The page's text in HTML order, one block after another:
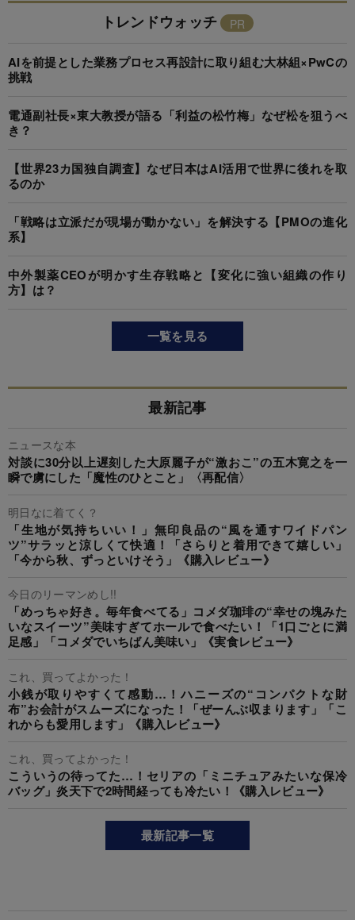
トレンドウォッチ
AIを前提とした業務プロセス再設計に取り組む大林組×PwCの
挑戦
電通副社長×東大教授が語る「利益の松竹梅」なぜ松を狙うべ
き？
【世界23カ国独自調査】なぜ日本はAI活用で世界に後れを取
るのか
「戦略は立派だが現場が動かない」を解決する【PMOの進化
系】
中外製薬CEOが明かす生存戦略と【変化に強い組織の作り
方】は？
一覧を見る
最新記事
ニュースな本
対談に30分以上遅刻した大原麗子が“激おこ”の五木寛之を一
瞬で虜にした「魔性のひとこと」〈再配信〉
明日なに着てく？
「生地が気持ちいい！」無印良品の“風を通すワイドパン
ツ”サラッと涼しくて快適！「さらりと着用できて嬉しい」
「今から秋、ずっといけそう」《購入レビュー》
今日のリーマンめし!!
「めっちゃ好き。毎年食べてる」コメダ珈琲の“幸せの塊みた
いなスイーツ”美味すぎてホールで食べたい！「1口ごとに満
足感」「コメダでいちばん美味い」《実食レビュー》
これ、買ってよかった！
小銭が取りやすくて感動…！ハニーズの“コンパクトな財
布”お会計がスムーズになった！「ぜーんぶ収まります」「こ
れからも愛用します」《購入レビュー》
これ、買ってよかった！
こういうの待ってた…！セリアの「ミニチュアみたいな保冷
バッグ」炎天下で2時間経っても冷たい！《購入レビュー》
最新記事一覧